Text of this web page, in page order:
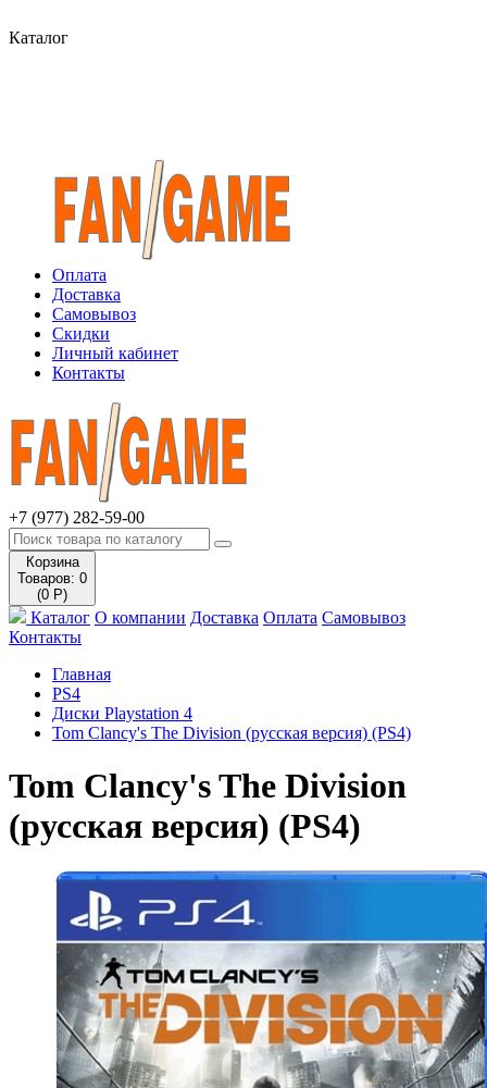
Каталог
Оплата
Доставка
Самовывоз
Скидки
Личный кабинет
Контакты
+7 (977) 282-59-00
Корзина
Товаров: 0
(0 Р)
Каталог О компании Доставка Оплата Самовывоз
Контакты
Главная
PS4
Диски Playstation 4
Tom Clancy's The Division (русская версия) (PS4)
Tom Clancy's The Division
(русская версия) (PS4)